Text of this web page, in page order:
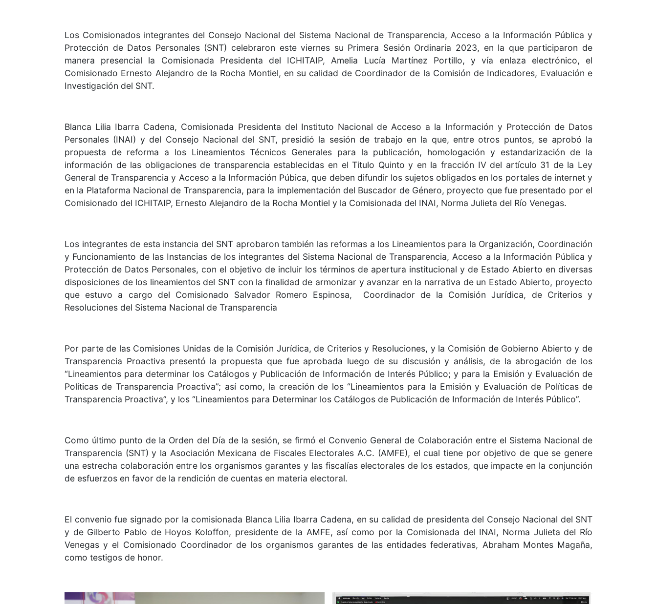
Los Comisionados integrantes del Consejo Nacional del Sistema Nacional de Transparencia, Acceso a la Información Pública y
Protección de Datos Personales (SNT) celebraron este viernes su Primera Sesión Ordinaria 2023, en la que participaron de
manera presencial la Comisionada Presidenta del ICHITAIP, Amelia Lucía Martínez Portillo, y vía enlaza electrónico, el
Comisionado Ernesto Alejandro de la Rocha Montiel, en su calidad de Coordinador de la Comisión de Indicadores, Evaluación e
Investigación del SNT.
Blanca Lilia Ibarra Cadena, Comisionada Presidenta del Instituto Nacional de Acceso a la Información y Protección de Datos
Personales (INAI) y del Consejo Nacional del SNT, presidió la sesión de trabajo en la que, entre otros puntos, se aprobó la
propuesta de reforma a los Lineamientos Técnicos Generales para la publicación, homologación y estandarización de la
información de las obligaciones de transparencia establecidas en el Titulo Quinto y en la fracción IV del artículo 31 de la Ley
General de Transparencia y Acceso a la Información Púbica, que deben difundir los sujetos obligados en los portales de internet y
en la Plataforma Nacional de Transparencia, para la implementación del Buscador de Género, proyecto que fue presentado por el
Comisionado del ICHITAIP, Ernesto Alejandro de la Rocha Montiel y la Comisionada del INAI, Norma Julieta del Río Venegas.
Los integrantes de esta instancia del SNT aprobaron también las reformas a los Lineamientos para la Organización, Coordinación
y Funcionamiento de las Instancias de los integrantes del Sistema Nacional de Transparencia, Acceso a la Información Pública y
Protección de Datos Personales, con el objetivo de incluir los términos de apertura institucional y de Estado Abierto en diversas
disposiciones de los lineamientos del SNT con la finalidad de armonizar y avanzar en la narrativa de un Estado Abierto, proyecto
que estuvo a cargo del Comisionado Salvador Romero Espinosa, Coordinador de la Comisión Jurídica, de Criterios y
Resoluciones del Sistema Nacional de Transparencia
Por parte de las Comisiones Unidas de la Comisión Jurídica, de Criterios y Resoluciones, y la Comisión de Gobierno Abierto y de
Transparencia Proactiva presentó la propuesta que fue aprobada luego de su discusión y análisis, de la abrogación de los
“Lineamientos para determinar los Catálogos y Publicación de Información de Interés Público; y para la Emisión y Evaluación de
Políticas de Transparencia Proactiva”; así como, la creación de los “Lineamientos para la Emisión y Evaluación de Políticas de
Transparencia Proactiva”, y los “Lineamientos para Determinar los Catálogos de Publicación de Información de Interés Público”.
Como último punto de la Orden del Día de la sesión, se firmó el Convenio General de Colaboración entre el Sistema Nacional de
Transparencia (SNT) y la Asociación Mexicana de Fiscales Electorales A.C. (AMFE), el cual tiene por objetivo de que se genere
una estrecha colaboración entre los organismos garantes y las fiscalías electorales de los estados, que impacte en la conjunción
de esfuerzos en favor de la rendición de cuentas en materia electoral.
El convenio fue signado por la comisionada Blanca Lilia Ibarra Cadena, en su calidad de presidenta del Consejo Nacional del SNT
y de Gilberto Pablo de Hoyos Koloffon, presidente de la AMFE, así como por la Comisionada del INAI, Norma Julieta del Río
Venegas y el Comisionado Coordinador de los organismos garantes de las entidades federativas, Abraham Montes Magaña,
como testigos de honor.